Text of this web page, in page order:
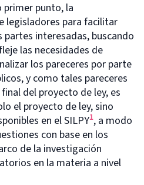
primer punto, la
legisladores para facilitar
interesadas, buscando
las necesidades de
los pareceres por parte
y como tales pareceres
del proyecto de ley, es
el proyecto de ley, sino
en el SILPY1, a modo
con base en los
de la investigación
en la materia a nivel